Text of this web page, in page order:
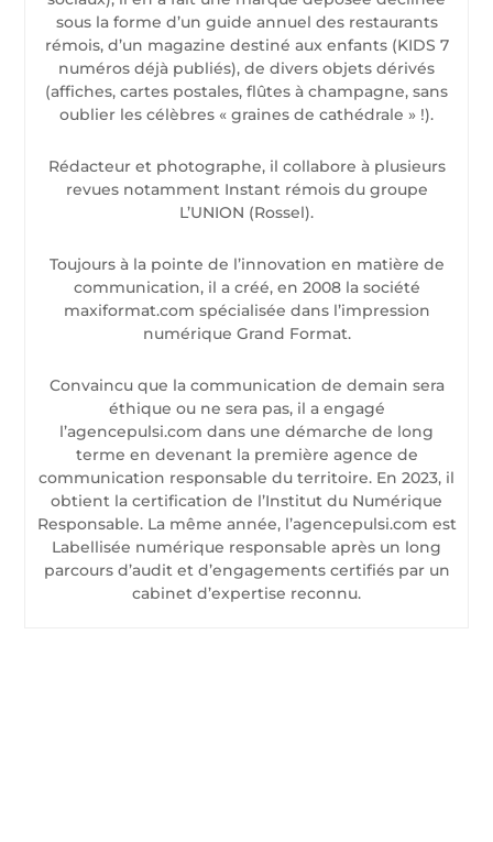
sous la forme d’un guide annuel des restaurants
rémois, d’un magazine destiné aux enfants (KIDS 7
numéros déjà publiés), de divers objets dérivés
(affiches, cartes postales, flûtes à champagne, sans
oublier les célèbres « graines de cathédrale » !).
Rédacteur et photographe, il collabore à plusieurs
revues notamment Instant rémois du groupe
L’UNION (Rossel).
Toujours à la pointe de l’innovation en matière de
communication, il a créé, en 2008 la société
maxiformat.com spécialisée dans l’impression
numérique Grand Format.
Convaincu que la communication de demain sera
éthique ou ne sera pas, il a engagé
l’agencepulsi.com dans une démarche de long
terme en devenant la première agence de
communication responsable du territoire. En 2023, il
obtient la certification de l’Institut du Numérique
Responsable. La même année, l’agencepulsi.com est
Labellisée numérique responsable après un long
parcours d’audit et d’engagements certifiés par un
cabinet d’expertise reconnu.